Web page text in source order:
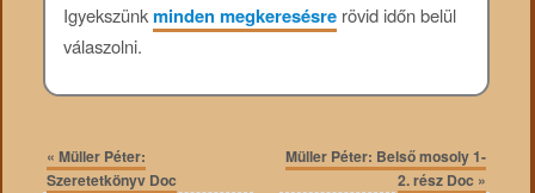
Igyekszünkminden megkeresésrerövid időn belül
válaszolni.
« Müller Péter:
Szeretetkönyv Doc
Müller Péter: Belső mosoly 1-
2. rész Doc »